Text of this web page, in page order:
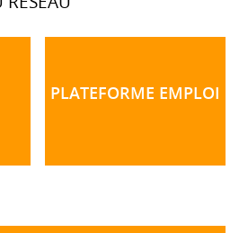
PLATEFORME EMPLOI